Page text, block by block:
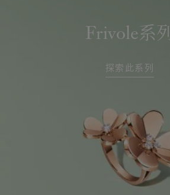
Frivole系列
探索此系列